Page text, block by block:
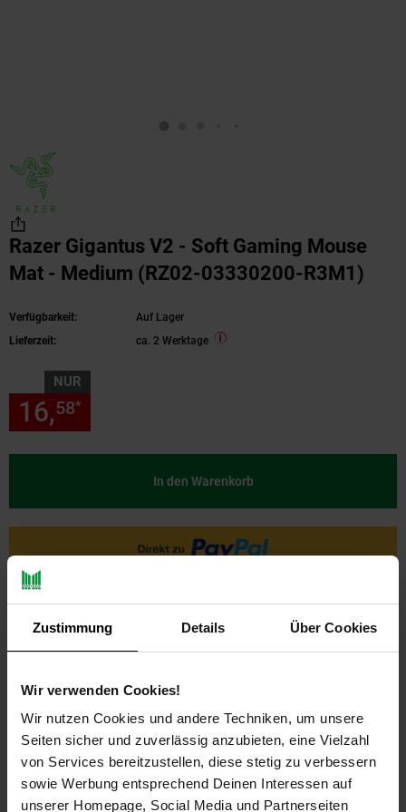
Zustimmung Details Über Cookies
Wir verwenden Cookies!
Wir nutzen Cookies und andere Techniken, um unsere
Seiten sicher und zuverlässig anzubieten, eine Vielzahl
von Services bereitzustellen, diese stetig zu verbessern
sowie Werbung entsprechend Deinen Interessen auf
unserer Homepage, Social Media und Partnerseiten
Razer Gigantus V2 - Soft Gaming Mouse
Mat - Medium (RZ02-03330200-R3M1)
Verfügbarkeit:
Auf Lager
Lieferzeit:
ca. 2 Werktage
NUR
16,58*
In den Warenkorb
PAYBACK
Payback Punkte Basis°Punkte:
8
Extra°Punkte:
0